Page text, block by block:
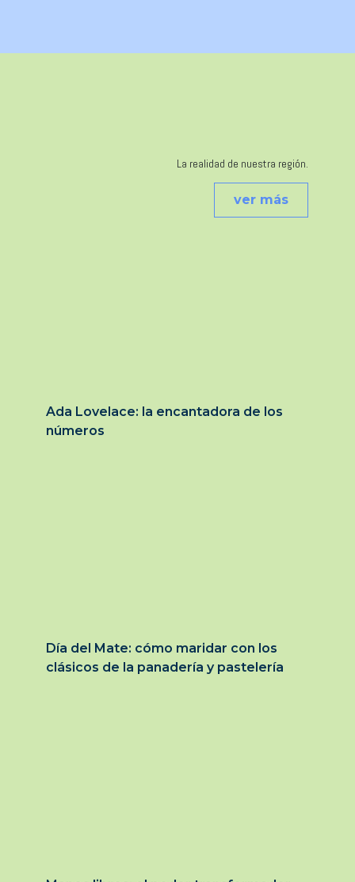
La realidad de nuestra región.
ver más
Ada Lovelace: la encantadora de los
números
Día del Mate: cómo maridar con los
clásicos de la panadería y pastelería